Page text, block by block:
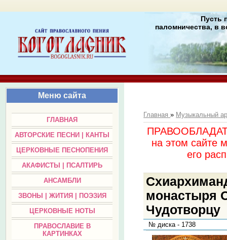
Пусть
паломничества, в
Меню сайта
ГЛАВНАЯ
АВТОРСКИЕ ПЕСНИ | КАНТЫ
ЦЕРКОВНЫЕ ПЕСНОПЕНИЯ
АКАФИСТЫ | ПСАЛТИРЬ
АНСАМБЛИ
ЗВОНЫ | ЖИТИЯ | ПОЭЗИЯ
ЦЕРКОВНЫЕ НОТЫ
ПРАВОСЛАВИЕ В
КАРТИНКАХ
Главная» Музыкальный
на этом сайте
его
монастыря
Чудотворцу
№ диска - 1738